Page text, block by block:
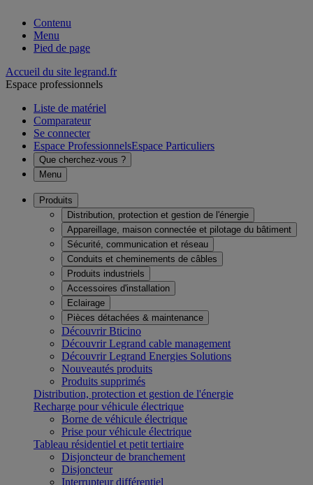
Contenu
Menu
Pied de page
Accueil du site legrand.fr
Espace professionnels
Liste de matériel
Comparateur
Se connecter
Espace ProfessionnelsEspace Particuliers
Que cherchez-vous ?
Menu
Produits
Distribution, protection et gestion de l'énergie
Appareillage, maison connectée et pilotage du bâtiment
Sécurité, communication et réseau
Conduits et cheminements de câbles
Produits industriels
Accessoires d'installation
Eclairage
Pièces détachées & maintenance
Découvrir Bticino
Découvrir Legrand cable management
Découvrir Legrand Energies Solutions
Nouveautés produits
Produits supprimés
Distribution, protection et gestion de l'énergie
Recharge pour véhicule électrique
Borne de véhicule électrique
Prise pour véhicule électrique
Tableau résidentiel et petit tertiaire
Disjoncteur de branchement
Disjoncteur
Interrupteur différentiel